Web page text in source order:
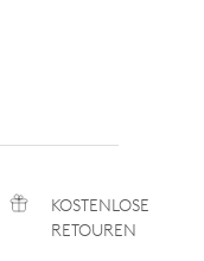
KOSTENLOSE
RETOUREN